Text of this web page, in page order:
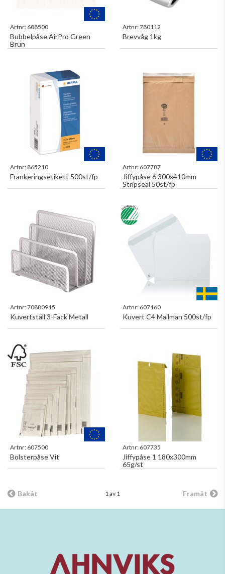
Artnr: 608500
Bubbelpåse AirPro Green
Brun
Artnr:780112
Brevvåg 1kg
Artnr: 865210
Frankeringsetikett 500st/fp
Artnr: 607787
Jiffypåse 6 300x410mm
Stripseal 50st/fp
Artnr:70880915
Kuvertställ 3-Fack Metall
Artnr: 607160
Kuvert C4 Mailman 500st/fp
Artnr: 607500
Bolsterpåse Vit
Artnr: 607735
Jiffypåse 1 180x300mm
65g/st
Bakåt 1 av 1 Framåt